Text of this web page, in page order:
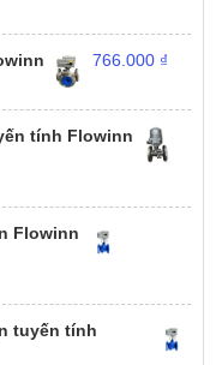
766.000 ₫
tính Flowinn
Flowinn
tuyến tính